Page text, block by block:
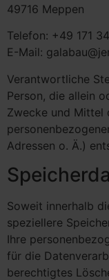
49716 Meppen
Telefon: +49 171
E-Mail:
Verantwortliche
Person, die allein
Zwecke und Mittel
Adressen o. Ä.)
Soweit innerhalb
speziellere
Ihre
für die
berechtigtes